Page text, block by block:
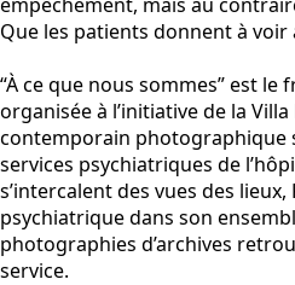
Que les patients donnent à voir
“À ce que nous sommes” est
organisée à l’initiative de la
contemporain photographique
services psychiatriques de
s’intercalent des vues des lieux,
psychiatrique dans son
photographies d’archives
service.